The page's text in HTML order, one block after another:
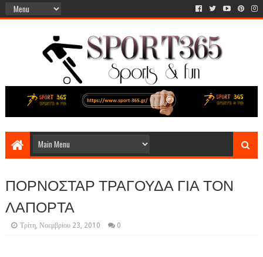
ΠΟΡΝΟΣΤΑΡ ΤΡΑΓΟΥΔΑ ΓΙΑ ΤΟΝ
ΛΑΠΟΡΤΑ
Τρίτη, Νοεμβρίου 23, 2010 0